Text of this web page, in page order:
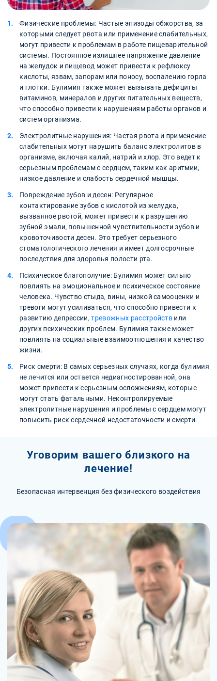
Физические проблемы: Частые эпизоды обжорства, за
которыми следует рвота или применение слабительных,
могут привести к проблемам в работе пищеварительной
системы. Постоянное излишнее напряжение давление
на желудок и пищевод может привести к рефлюксу
кислоты, язвам, запорам или поносу, воспалению горла
и глотки. Булимия также может вызывать дефициты
витаминов, минералов и других питательных веществ,
что способно привести к нарушениям работы органов и
систем организма.
Электролитные нарушения: Частая рвота и применение
слабительных могут нарушить баланс электролитов в
организме, включая калий, натрий и хлор. Это ведет к
серьезным проблемам с сердцем, таким как аритмии,
низкое давление и слабость сердечной мышцы.
Повреждение зубов и десен: Регулярное
контактирование зубов с кислотой из желудка,
вызванное рвотой, может привести к разрушению
зубной эмали, повышенной чувствительности зубов и
кровоточивости десен. Это требует серьезного
стоматологического лечения и имеет долгосрочные
последствия для здоровья полости рта.
Психическое благополучие: Булимия может сильно
повлиять на эмоциональное и психическое состояние
человека. Чувство стыда, вины, низкой самооценки и
тревоги могут усиливаться, что способно привести к
развитию депрессии,тревожных расстройств или
других психических проблем. Булимия также может
повлиять на социальные взаимоотношения и качество
жизни.
Риск смерти: В самых серьезных случаях, когда булимия
не лечится или остается недиагностированной, она
может привести к серьезным осложнениям, которые
могут стать фатальными. Неконтролируемые
электролитные нарушения и проблемы с сердцем могут
повысить риск сердечной недостаточности и смерти.
Уговорим вашего близкого на
лечение!
Безопасная интервенция без физического воздействия